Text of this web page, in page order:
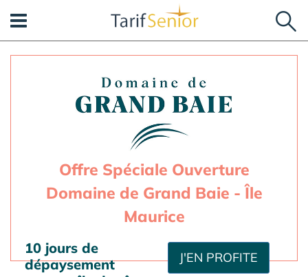
Offre Spéciale Ouverture
Domaine de Grand Baie - Île
Maurice
J'EN PROFITE
10 jours de
dépaysement